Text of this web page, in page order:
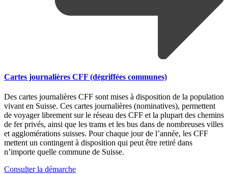
Cartes journalières CFF (dégriffées communes)
Des cartes journalières CFF sont mises à disposition de la population
vivant en Suisse. Ces cartes journalières (nominatives), permettent
de voyager librement sur le réseau des CFF et la plupart des chemins
de fer privés, ainsi que les trams et les bus dans de nombreuses villes
et agglomérations suisses. Pour chaque jour de l’année, les CFF
mettent un contingent à disposition qui peut être retiré dans
n’importe quelle commune de Suisse.
Consulter la démarche